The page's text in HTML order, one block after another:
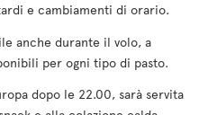
e cambiamenti di orario.
anche durante il volo, a
per ogni tipo di pasto.
dopo le 22.00, sarà servita